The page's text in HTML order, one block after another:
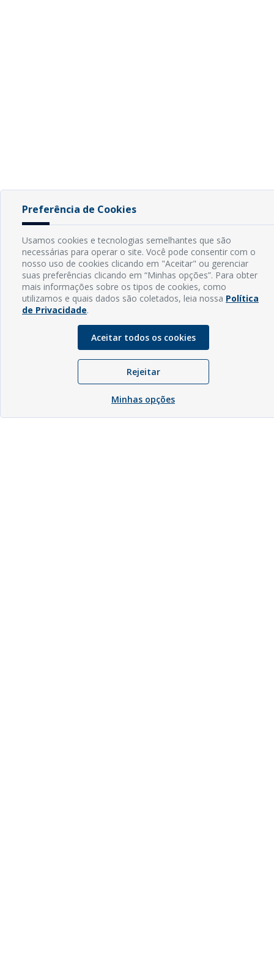
Preferência de Cookies
Usamos cookies e tecnologias semelhantes que são
necessárias para operar o site. Você pode consentir com o
nosso uso de cookies clicando em "Aceitar" ou gerenciar
suas preferências clicando em “Minhas opções”. Para obter
mais informações sobre os tipos de cookies, como
utilizamos e quais dados são coletados, leia nossa Política
de Privacidade.
Aceitar todos os cookies
Rejeitar
Minhas opções